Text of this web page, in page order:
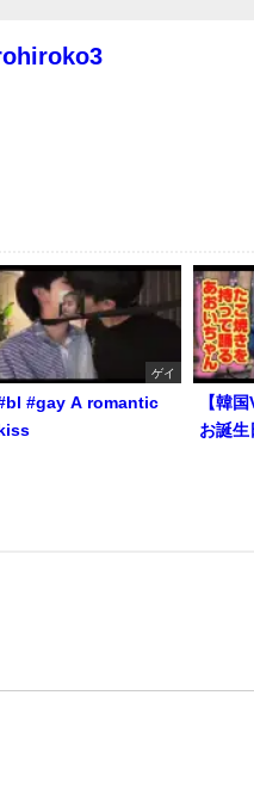
ゲイ
#gay A romantic
kiss
【韓
お誕